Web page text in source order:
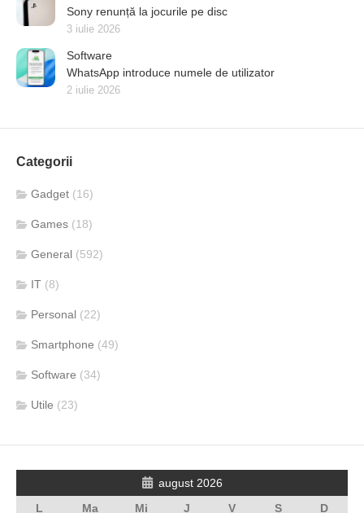
Sony renunță la jocurile pe disc
3 iulie 2026
Software
WhatsApp introduce numele de utilizator
2 iulie 2026
Categorii
Gadget (16)
Games (18)
General (592)
IT (8)
Personal (22)
Smartphone (49)
Software (34)
Utile (23)
august 2026
L
Ma Mi J V S
D